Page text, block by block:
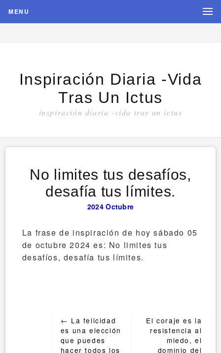
MENU
Inspiración Diaria -vida
Tras Un Ictus
inspiración diaria -vida tras un ictus
No limites tus desafíos,
desafía tus límites.
2024 Octubre
La frase de inspiración de hoy sábado 05
de octubre 2024 es: No limites tus
desafíos, desafía tus límites.
navigation
← La felicidad
es una elección
que puedes
hacer todos los
El coraje es la
resistencia al
miedo, el
dominio del